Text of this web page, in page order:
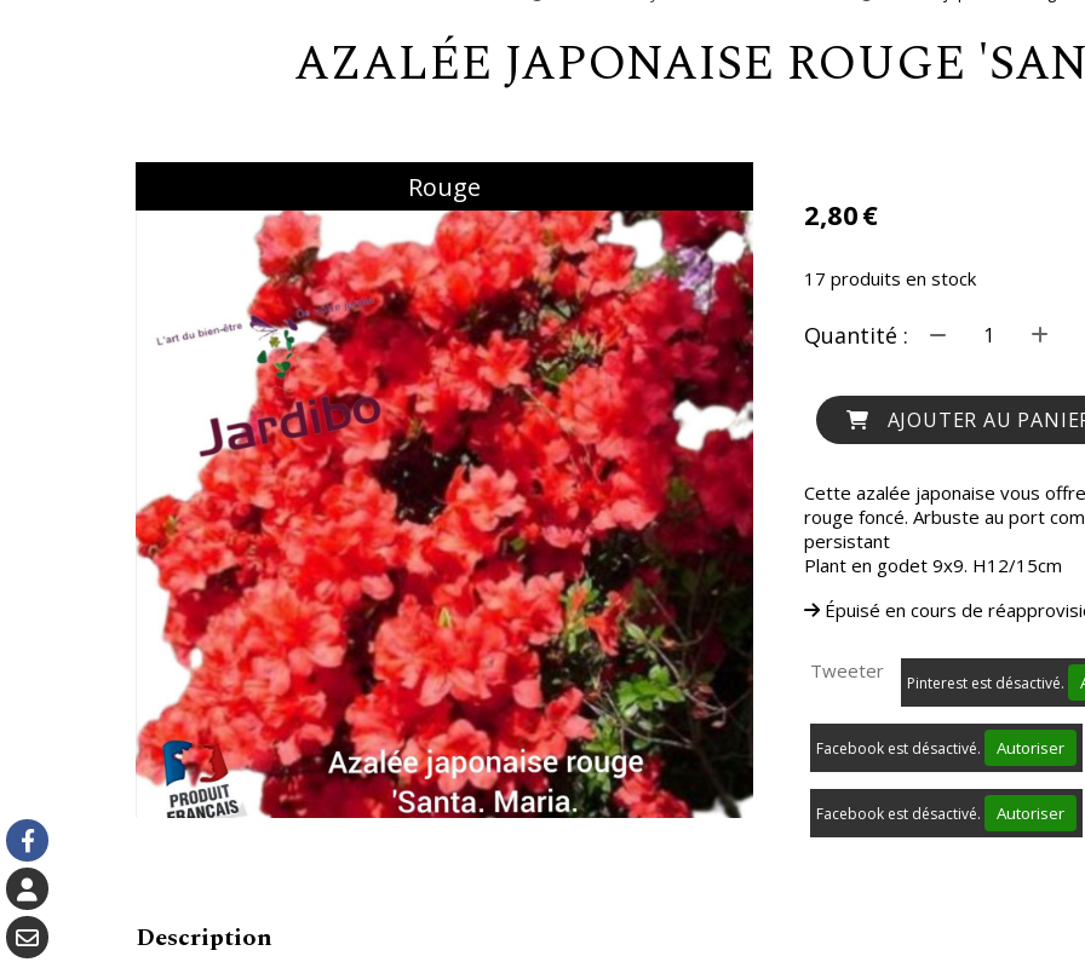
AZALÉE JAPONAISE ROUGE
Rouge
2,80€
17 produits en stock
Quantité :
AJOUTER AU
Cette azalée japonaise vous
rouge foncé. Arbuste au port
persistant
Plant en godet 9x9. H12/15cm
Épuisé en cours de
Tweeter
Pinterest est désactivé.
Facebook est désactivé. Autoriser
Facebook est désactivé. Autoriser
Description